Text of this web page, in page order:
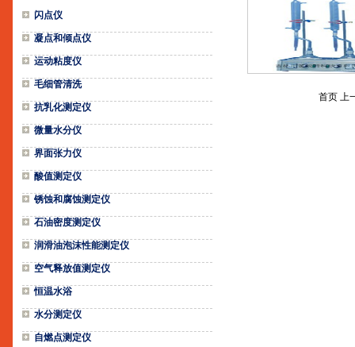
闪点仪
凝点和倾点仪
运动粘度仪
毛细管清洗
抗乳化测定仪
微量水分仪
界面张力仪
酸值测定仪
锈蚀和腐蚀测定仪
石油密度测定仪
润滑油泡沫性能测定仪
空气释放值测定仪
恒温水浴
水分测定仪
自燃点测定仪
首页 上